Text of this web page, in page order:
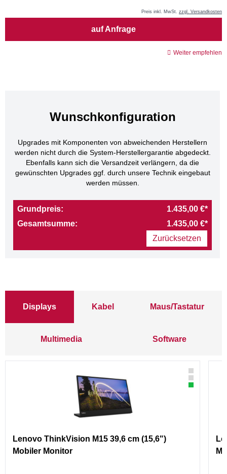
Preis inkl. MwSt. zzgl. Versandkosten
auf Anfrage
Weiter empfehlen
Wunschkonfiguration
Upgrades mit Komponenten von abweichenden Herstellern
werden nicht durch die System-Herstellergarantie abgedeckt.
Ebenfalls kann sich die Versandzeit verlängern, da die
gewünschten Upgrades ggf. durch unsere Technik eingebaut
werden müssen.
Grundpreis:
1.435,00 €*
Gesamtsumme:
1.435,00 €*
Zurücksetzen
Displays Kabel Maus/Tastatur
Multimedia Software
Lenovo ThinkVision M15 39,6 cm (15,6")
Mobiler Monitor